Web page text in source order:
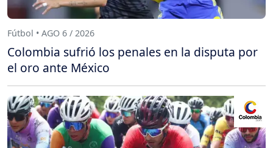
Fútbol • AGO 6 / 2026
Colombia sufrió los penales en la disputa por
el oro ante México